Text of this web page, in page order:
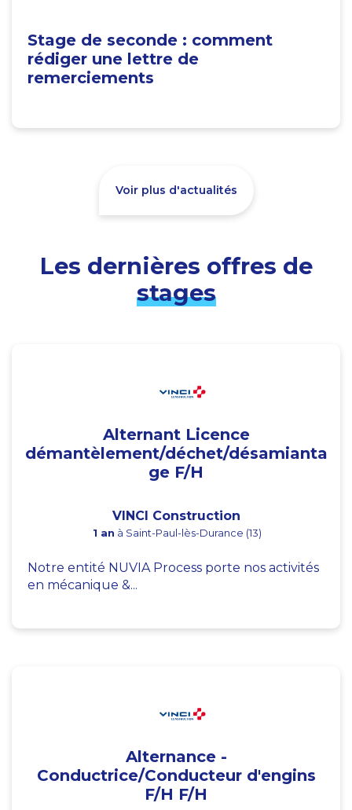
Stage de seconde : comment
rédiger une lettre de
remerciements
Voir plus d'actualités
Les dernières offres de
stages
Alternant Licence
démantèlement/déchet/désamianta
ge F/H
VINCI Construction
1 an à Saint-Paul-lès-Durance (13)
Notre entité NUVIA Process porte nos activités
en mécanique &...
Alternance -
Conductrice/Conducteur d'engins
F/H F/H